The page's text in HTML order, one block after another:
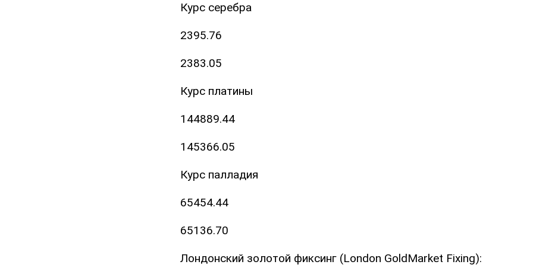
Курс серебра
2395.76
2383.05
Курс платины
144889.44
145366.05
Курс палладия
65454.44
65136.70
Лондонский золотой фиксинг (London GoldMarket Fixing):